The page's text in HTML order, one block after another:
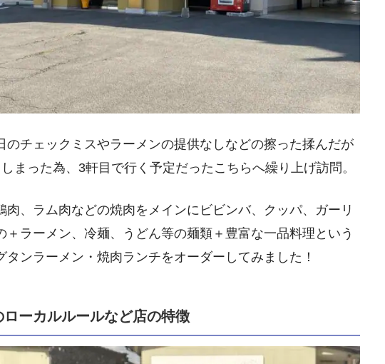
のチェックミスやラーメンの提供なしなどの擦った揉んだが
まった為、3軒目で行く予定だったこちらへ繰り上げ訪問。
肉、ラム肉などの焼肉をメインにビビンバ、クッパ、ガーリ
＋ラーメン、冷麺、うどん等の麺類＋豊富な一品料理という
タンラーメン・焼肉ランチをオーダーしてみました！
ーカルルールなど店の特徴